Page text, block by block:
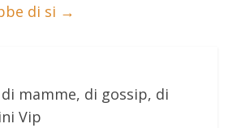
di si →
mamme, di gossip, di
Vip